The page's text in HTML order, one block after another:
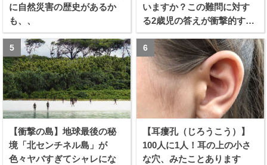
に自然災害の歴史があるか
も、、
いますか？この難問に対す
る2歳児の答えが衝撃的すぎ
る！！
【衝撃の島】地球最後の秘
境「北センチネル島」が
色々ヤバすぎてシャレにな
【耳瘻孔（じろうこう）】
100人に1人！耳の上の小さ
な穴、みたことあります